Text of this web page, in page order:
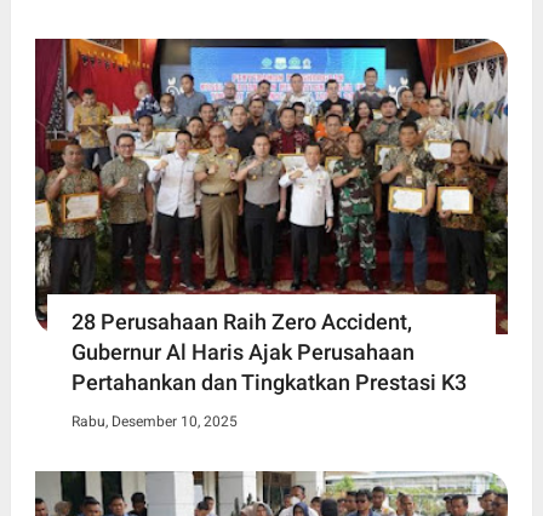
28 Perusahaan Raih Zero Accident,
Gubernur Al Haris Ajak Perusahaan
Pertahankan dan Tingkatkan Prestasi K3
Rabu, Desember 10, 2025